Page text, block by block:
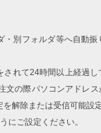
別フォルダ等へ自動
れて24時間以上経過
文の際パソコンアドレ
解除または受信可能設
にご設定ください。